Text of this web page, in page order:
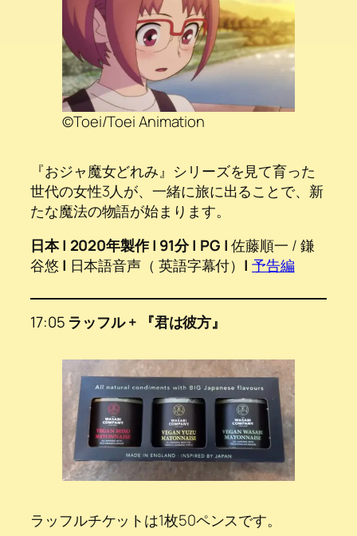
©Toei/Toei Animation
『おジャ魔女どれみ』シリーズを見て育った
世代の女性3人が、一緒に旅に出ることで、新
たな魔法の物語が始まります。
日本 | 2020年製作 | 91分 | PG |佐藤順一 / 鎌
谷悠 | 日本語音声（ 英語字幕付） | 予告編
17:05 ラッフル + 『君は彼方』
ラッフルチケットは1枚50ペンスです。